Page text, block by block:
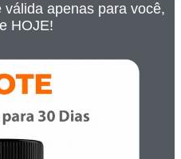
apenas para você,
HOJE!